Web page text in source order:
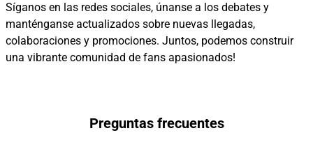
Síganos en las redes sociales, únanse a los debates y
manténganse actualizados sobre nuevas llegadas,
colaboraciones y promociones. Juntos, podemos construir
una vibrante comunidad de fans apasionados!
Preguntas frecuentes